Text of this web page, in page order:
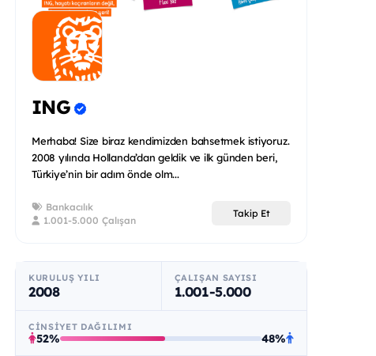
ING
Merhaba! Size biraz kendimizden bahsetmek istiyoruz.
2008 yılında Hollanda’dan geldik ve ilk günden beri,
Türkiye’nin bir adım önde olm...
Bankacılık
1.001-5.000 Çalışan
Takip Et
KURULUŞ YILI
2008
ÇALIŞAN SAYISI
1.001-5.000
CINSIYET DAĞILIMI
52% 48%